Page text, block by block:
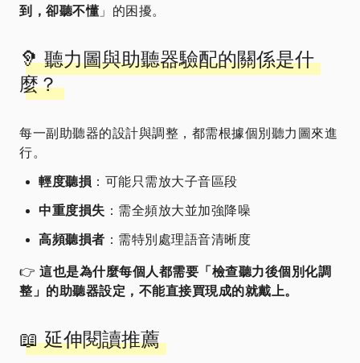
到，卻聽不懂 」的困擾。
🦻 聽力圖與助聽器驗配的關係是什
麼？
每一副助聽器的設計與調整，都需根據個別聽力圖來進
行。
輕度聽損 ：可能只需放大子音區段
中重度損失 ：需全頻放大並加強降噪
高頻聽損者 ：需特別處理語音清晰度
👉 這也是為什麼每個人都需要「檢查聽力後個別化調
整」的助聽器設定，不能直接買現成的就戴上。
📖 延伸閱讀推薦